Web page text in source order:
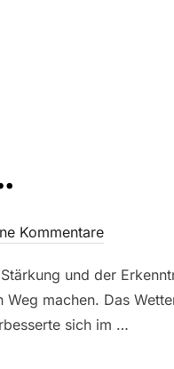
Kommentare
und der
machen. Das
sich im …